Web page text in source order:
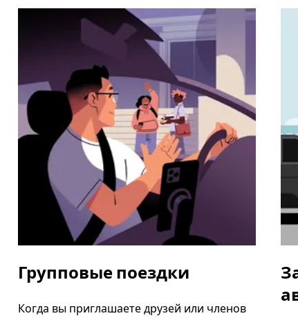
Групповые поездки
Когда вы приглашаете друзей или членов